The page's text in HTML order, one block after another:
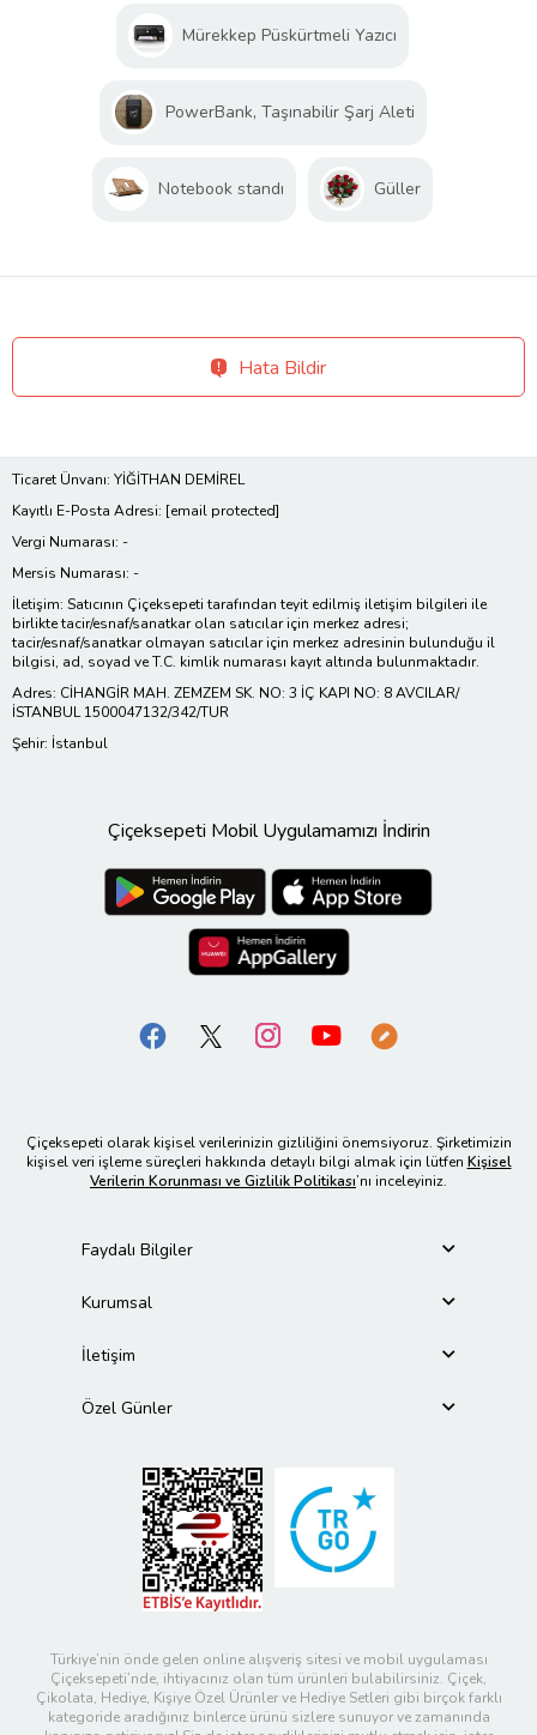
Mürekkep Püskürtmeli Yazıcı
PowerBank, Taşınabilir Şarj Aleti
Notebook standı Güller
Hata Bildir
Ticaret Ünvanı: YİĞİTHAN DEMİREL
Kayıtlı E-Posta Adresi: [email protected]
Vergi Numarası: -
Mersis Numarası: -
İletişim: Satıcının Çiçeksepeti tarafından teyit edilmiş iletişim bilgileri ile
birlikte tacir/esnaf/sanatkar olan satıcılar için merkez adresi;
tacir/esnaf/sanatkar olmayan satıcılar için merkez adresinin bulunduğu il
bilgisi, ad, soyad ve T.C. kimlik numarası kayıt altında bulunmaktadır.
Adres: CİHANGİR MAH. ZEMZEM SK. NO: 3 İÇ KAPI NO: 8 AVCILAR/
İSTANBUL 1500047132/342/TUR
Şehir: İstanbul
Çiçeksepeti Mobil Uygulamamızı İndirin
Çiçeksepeti olarak kişisel verilerinizin gizliliğini önemsiyoruz. Şirketimizin
kişisel veri işleme süreçleri hakkında detaylı bilgi almak için lütfen Kişisel
Verilerin Korunması ve Gizlilik Politikası’nı inceleyiniz.
Faydalı Bilgiler
Kurumsal
İletişim
Özel Günler
Türkiye’nin önde gelen online alışveriş sitesi ve mobil uygulaması
Çiçeksepeti’nde, ihtiyacınız olan tüm ürünleri bulabilirsiniz. Çiçek,
Çikolata, Hediye, Kişiye Özel Ürünler ve Hediye Setleri gibi birçok farklı
kategoride aradığınız binlerce ürünü sizlere sunuyor ve zamanında